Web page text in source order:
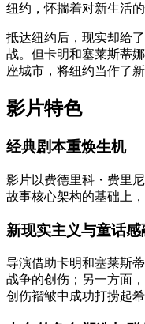
纽约，怀揣着对新生活
抵达纽约后，现实却给
战。但卡明和塞莱斯蒂
座城市，将纽约当作了新
影片特色
经典剧本重焕生机
影片以费德里科・费里
故事核心架构的基础上
新现实主义与童话感
导演借助卡明和塞莱斯
战争的创伤；另一方面
创伤褶皱中成功打捞起希